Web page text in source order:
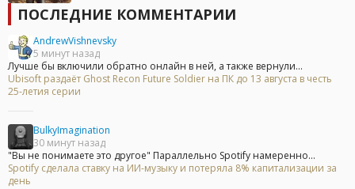
ПОСЛЕДНИЕ КОММЕНТАРИИ
AndrewVishnevsky
5 минут назад
Лучше бы включили обратно онлайн в ней, а также вернули...
Ubisoft раздаёт Ghost Recon Future Soldier на ПК до 13 августа в честь
25-летия серии
BulkyImagination
30 минут назад
"Вы не понимаете это другое" Параллельно Spotify намеренно...
Spotify сделала ставку на ИИ-музыку и потеряла 8% капитализации за
день